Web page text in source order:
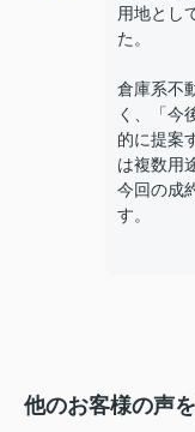
用地とし
た。
倉庫系不
く、「今
的に提案
は複数用
今回の成
す。
他のお客様の声